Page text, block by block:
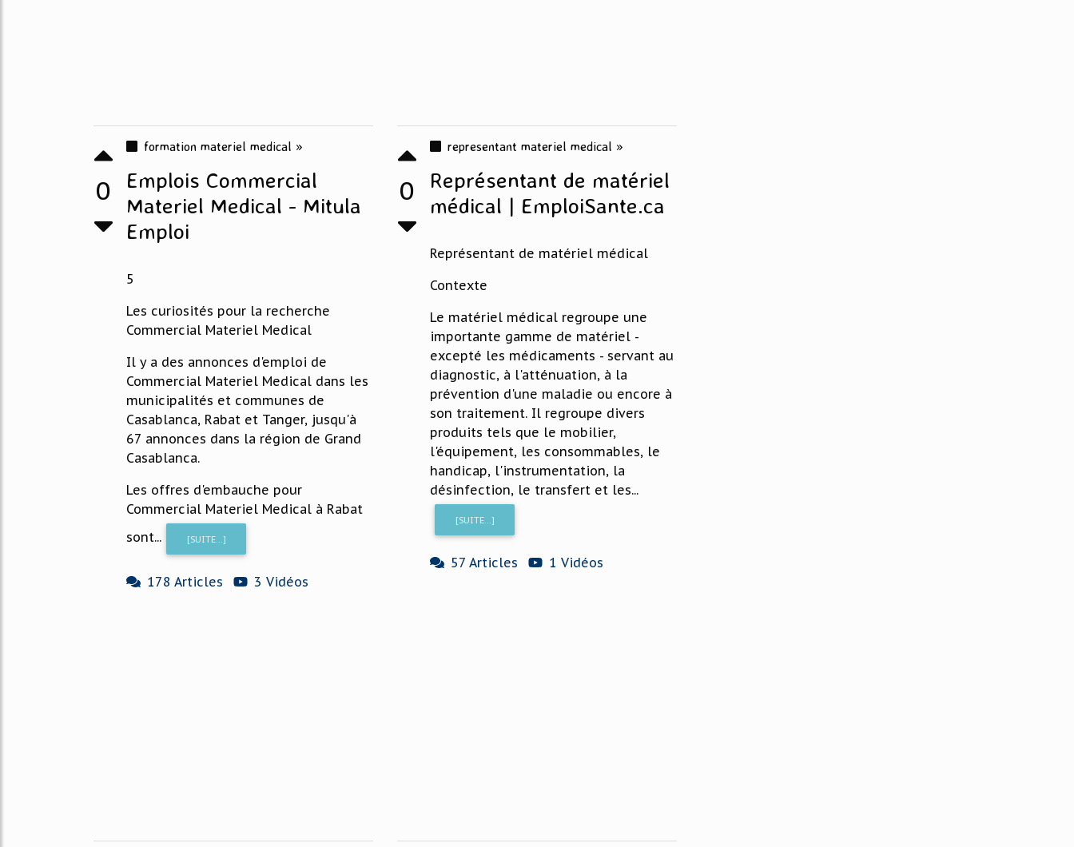
0
formation materiel medical »
Emplois Commercial
Materiel Medical - Mitula
Emploi
5
Les curiosités pour la recherche
Commercial Materiel Medical
Il y a des annonces d'emploi de
Commercial Materiel Medical dans les
municipalités et communes de
Casablanca, Rabat et Tanger, jusqu'à
67 annonces dans la région de Grand
Casablanca.
Les offres d'embauche pour
Commercial Materiel Medical à Rabat
sont...
[SUITE...]
178 Articles 3 Vidéos
0
representant materiel medical »
Représentant de matériel
médical | EmploiSante.ca
Représentant de matériel médical
Contexte
Le matériel médical regroupe une
importante gamme de matériel -
excepté les médicaments - servant au
diagnostic, à l'atténuation, à la
prévention d'une maladie ou encore à
son traitement. Il regroupe divers
produits tels que le mobilier,
l'équipement, les consommables, le
handicap, l'instrumentation, la
désinfection, le transfert et les...
[SUITE...]
57 Articles 1 Vidéos